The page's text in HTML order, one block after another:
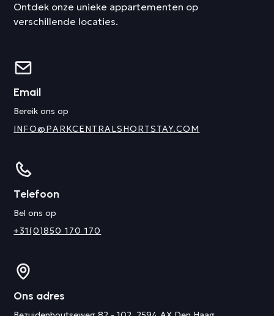
Ontdek onze unieke appartementen op
verschillende locaties.
Email
Bereik ons op
INFO@PARKCENTRALSHORTSTAY.COM
Telefoon
Bel ons op
+31(0)850 170 170
Ons adres